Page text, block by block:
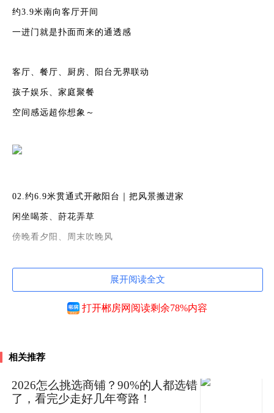
约3.9米南向客厅开间
一进门就是扑面而来的通透感
客厅、餐厅、厨房、阳台无界联动
孩子娱乐、家庭聚餐
空间感远超你想象～
02.约6.9米贯通式开敞阳台｜把风景搬进家
闲坐喝茶、莳花弄草
傍晚看夕阳、周末吹晚风
全景通透视野，园林景观尽收眼底
03.超21㎡主卧套房｜270°环幕转角飘窗
展开阅读全文
打开郴房网阅读剩余78%内容
相关推荐
2026怎么挑选商铺？90%的人都选错
了，看完少走好几年弯路！